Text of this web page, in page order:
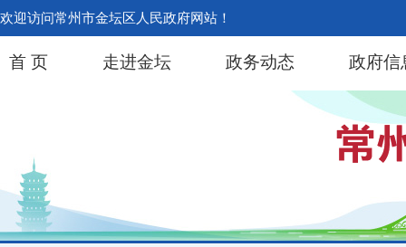
欢迎访问常州市金坛区人民政府网站！
首 页 走进金坛 政务动态 政府信